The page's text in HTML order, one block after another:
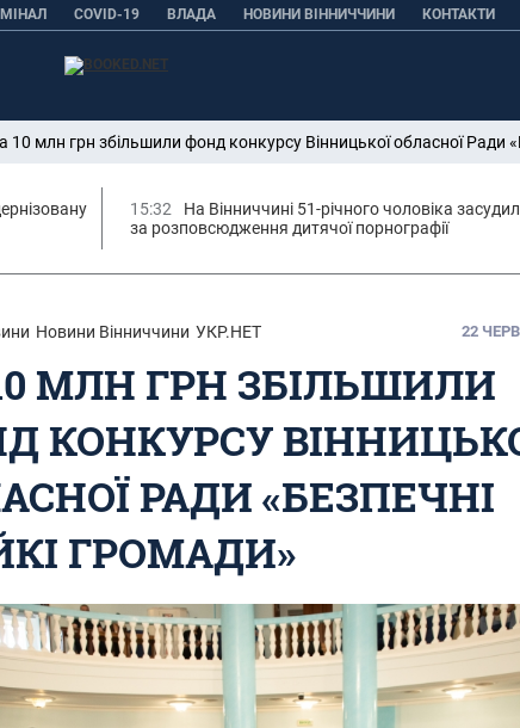
COVID-19 ВЛАДА НОВИНИ ВІННИЧЧИНИ КОНТАКТИ
10 млн грн збільшили фонд конкурсу Вінницької обласної Ради
15:32
На Вінниччині 51-річного чоловіка
за розповсюдження дитячої порнографії
Новини Вінниччини УКР.НЕТ 22
МЛН ГРН ЗБІЛЬШИЛИ
КОНКУРСУ
РАДИ «БЕЗПЕЧНІ
ГРОМАДИ»